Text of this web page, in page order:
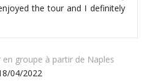
the tour and I definitely
groupe à partir de Naples
04/2022